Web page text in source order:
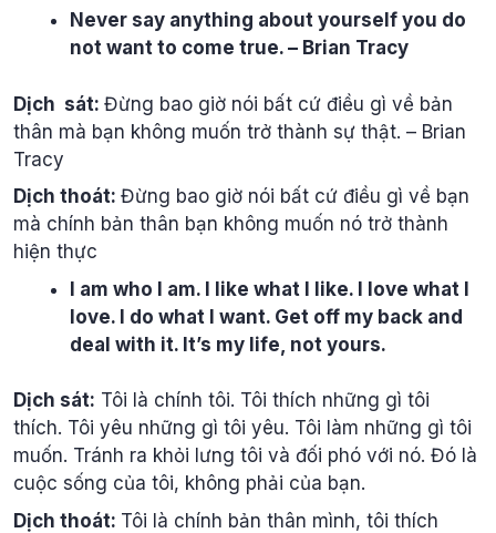
Never say anything about yourself you do
not want to come true. – Brian Tracy
Dịch sát: Đừng bao giờ nói bất cứ điều gì về bản
thân mà bạn không muốn trở thành sự thật. – Brian
Tracy
Dịch thoát: Đừng bao giờ nói bất cứ điều gì về bạn
mà chính bản thân bạn không muốn nó trở thành
hiện thực
I am who I am. I like what I like. I love what I
love. I do what I want. Get off my back and
deal with it. It’s my life, not yours.
Dịch sát: Tôi là chính tôi. Tôi thích những gì tôi
thích. Tôi yêu những gì tôi yêu. Tôi làm những gì tôi
muốn. Tránh ra khỏi lưng tôi và đối phó với nó. Đó là
cuộc sống của tôi, không phải của bạn.
Dịch thoát: Tôi là chính bản thân mình, tôi thích